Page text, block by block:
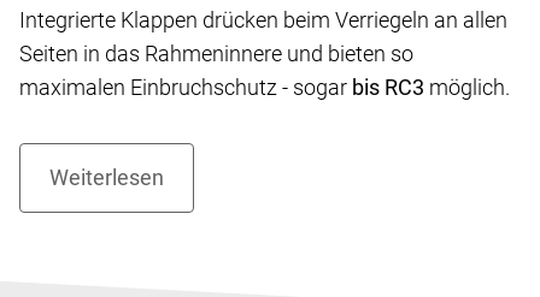
Integrierte Klappen drücken beim Verriegeln an allen
Seiten in das Rahmeninnere und bieten so
maximalen Einbruchschutz - sogar bis RC3 möglich.